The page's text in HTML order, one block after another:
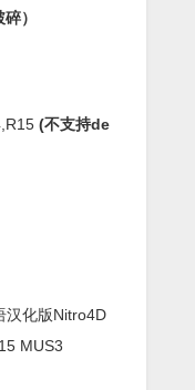
）
(不支持de
汉化版Nitro4D
MUS3